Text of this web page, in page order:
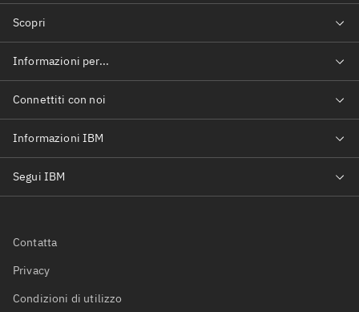
Contatta
Privacy
Condizioni di utilizzo